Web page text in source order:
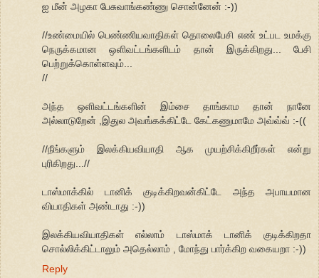
ஐ மீன் அழகா பேசுவாங்கண்ணு சொன்னேன் :-))
//உண்மையில் பெண்ணியவாதிகள் தொலைபேசி எண் உட்பட உமக்கு
நெருக்கமான ஒளிவட்டங்களிடம் தான் இருக்கிறது... பேசி
பெற்றுக்கொள்ளவும்...
//
அந்த ஒளிவட்டங்களின் இம்சை தாங்காம தான் நானே
அல்லாடுறேன் ,இதுல அவங்கக்கிட்டே கேட்கணுமாமே அவ்வ்வ் :-((
//நீங்களும் இலக்கியவியாதி ஆக முயற்சிக்கிறீர்கள் என்று
புரிகிறது...//
டாஸ்மாக்கில் டானிக் குடிக்கிறவன்கிட்டே அந்த அபாயமான
வியாதிகள் அண்டாது :-))
இலக்கியவியாதிகள் எல்லாம் டாஸ்மாக் டானிக் குடிக்கிறதா
சொல்லிக்கிட்டாலும் அதெல்லாம் , மோந்து பார்க்கிற வகையறா :-))
Reply